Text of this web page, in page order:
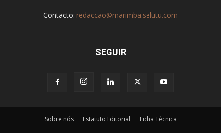
Contacto: redaccao@marimba.selutu.com
SEGUIR
Sobre nós Estatuto Editorial Ficha Técnica